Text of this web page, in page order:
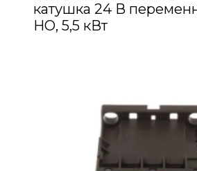
катушка 24 В
НО, 5,5 кВт